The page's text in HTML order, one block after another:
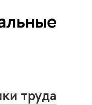
труда